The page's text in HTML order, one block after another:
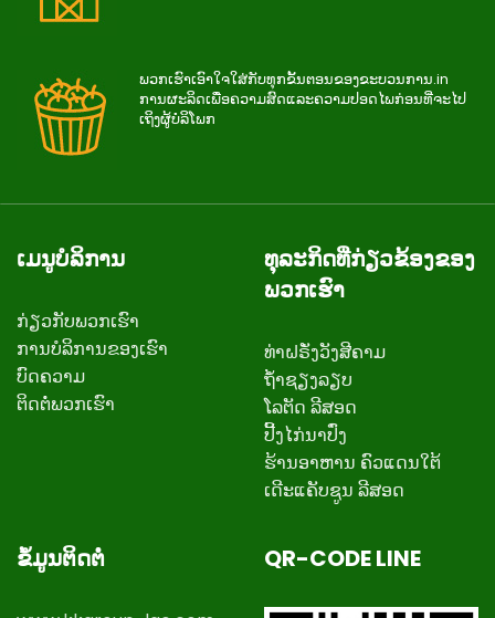
ພວກ​ເຮົາ​ເອົາ​ໃຈ​ໃສ່​ກັບ​ທຸກ​ຂັ້ນ​ຕອນ​ຂອງ​ຂະ​ບວນ​ການ.in
ການ​ຜະ​ລິດ​ເພື່ອ​ຄວາມ​ສົດ​ແລະ​ຄວາມ​ປອດ​ໄພ​ກ່ອນ​ທີ່​ຈະ​ໄປ​
ເຖິງ​ຜູ້​ບໍ​ລິ​ໂພກ
ເມນູບໍລິການ
ກ່ຽວ​ກັບ​ພວກ​ເຮົາ
ການບໍລິການຂອງເຮົາ
ບົດຄວາມ
ຕິດ​ຕໍ່​ພວກ​ເຮົາ
ທຸລະກິດທີ່ກ່ຽວຂ້ອງຂອງ
ພວກເຮົາ
ທ່າຝຣັ່ງວັງສີຄາມ
ຖ້ຳຊຽງລຽບ
ໂລຕັດ ລີສອດ
ປີ້ງໄກ່ນາປົ່ງ
ຮ້ານອາຫານ ຄົວແດນໃຕ້
ເດີະແຄັບຊູນ ລີສອດ
ຂໍ້ມູນຕິດຕໍ່ QR-CODE LINE